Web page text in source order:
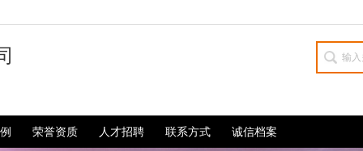
荣誉资质 人才招聘 联系方式 诚信档案